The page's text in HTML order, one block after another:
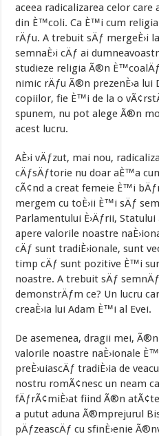
aceea radicalizarea celor
din È™coli. Ca È™i cum religia
rÄƒu. A trebuit sÄƒ mergeÈ›i
semnaÈ›i cÄƒ ai
studieze religia Ã®n
nimic rÄƒu Ã®n prezenÈ›a
copiilor, fie È™i de la o
spunem, nu pot alege Ã®n
acest lucru.
AÈ›i vÄƒzut, mai nou,
cÄƒsÄƒtorie nu doar aÈ™a
cÃ¢nd a creat femeie È™i
mergem cu toÈ›ii È™i sÄƒ
Parlamentului È›Äƒrii,
apere valorile noastre
cÄƒ sunt tradiÈ›ionale, sunt
timp cÄƒ sunt pozitive È™i
noastre. A trebuit sÄƒ
demonstrÄƒm ce? Un lucru
creaÈ›ia lui Adam È™i al Evei.
De asemenea, dragii mei, Ã®n
valorile noastre naÈ›ionale
preÈ›uiascÄƒ tradiÈ›ia de
nostru romÃ¢nesc un neam
fÄƒrÃ¢miÈ›at fiind Ã®n
a putut aduna Ã®mprejurul
pÄƒzeascÄƒ cu sfinÈ›enie